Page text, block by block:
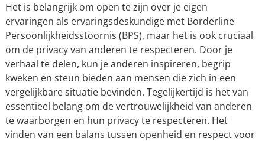
Het is belangrijk om open te zijn over je eigen
ervaringen als ervaringsdeskundige met Borderline
Persoonlijkheidsstoornis (BPS), maar het is ook cruciaal
om de privacy van anderen te respecteren. Door je
verhaal te delen, kun je anderen inspireren, begrip
kweken en steun bieden aan mensen die zich in een
vergelijkbare situatie bevinden. Tegelijkertijd is het van
essentieel belang om de vertrouwelijkheid van anderen
te waarborgen en hun privacy te respecteren. Het
vinden van een balans tussen openheid en respect voor